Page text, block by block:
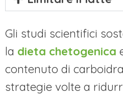
Gli studi scientifici
la dieta chetogenica
contenuto di
strategie volte a